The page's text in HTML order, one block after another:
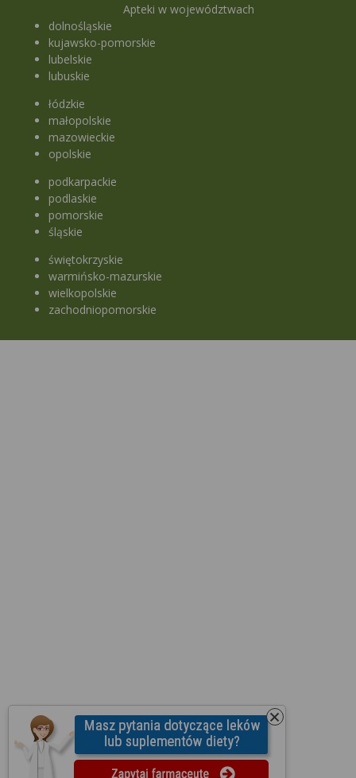
Apteki w województwach
dolnośląskie
kujawsko-pomorskie
lubelskie
lubuskie
łódzkie
małopolskie
mazowieckie
opolskie
podkarpackie
podlaskie
pomorskie
śląskie
świętokrzyskie
warmińsko-mazurskie
wielkopolskie
zachodniopomorskie